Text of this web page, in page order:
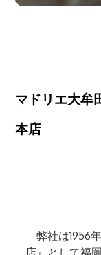
マドリエ大牟
本店